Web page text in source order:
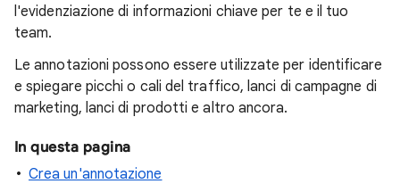
l'evidenziazione di informazioni chiave per te e il tuo
team.
Le annotazioni possono essere utilizzate per identificare
e spiegare picchi o cali del traffico, lanci di campagne di
marketing, lanci di prodotti e altro ancora.
In questa pagina
Crea un'annotazione